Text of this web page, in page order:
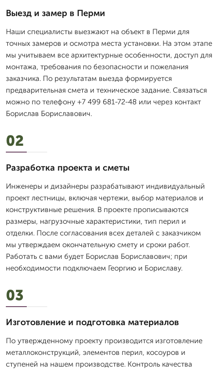
Выезд и замер в Перми
Наши специалисты выезжают на объект в Перми для
точных замеров и осмотра места установки. На этом этапе
мы учитываем все архитектурные особенности, доступ для
монтажа, требования по безопасности и пожелания
заказчика. По результатам выезда формируется
предварительная смета и техническое задание. Связаться
можно по телефону +7 499 681-72-48 или через контакт
Борислав Бориславович.
02
Разработка проекта и сметы
Инженеры и дизайнеры разрабатывают индивидуальный
проект лестницы, включая чертежи, выбор материалов и
конструктивные решения. В проекте прописываются
размеры, нагрузочные характеристики, тип перил и
отделки. После согласования всех деталей с заказчиком
мы утверждаем окончательную смету и сроки работ.
Работать с вами будет Борислав Бориславович; при
необходимости подключаем Георгию и Бориславу.
03
Изготовление и подготовка материалов
По утвержденному проекту производится изготовление
металлоконструкций, элементов перил, косоуров и
ступеней на нашем производстве. Контроль качества